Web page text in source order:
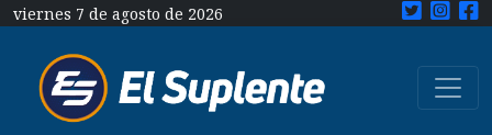
viernes 7 de agosto de 2026